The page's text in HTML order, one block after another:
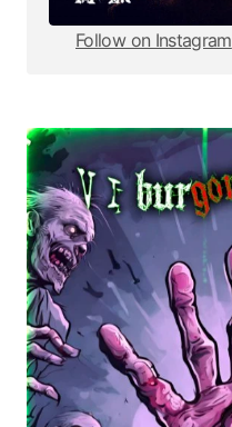
Follow on Instagram